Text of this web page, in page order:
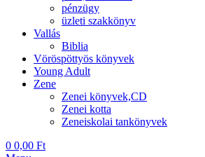
pénzügy
üzleti szakkönyv
Vallás
Biblia
Vöröspöttyös könyvek
Young Adult
Zene
Zenei könyvek,CD
Zenei kotta
Zeneiskolai tankönyvek
0 0,00 Ft